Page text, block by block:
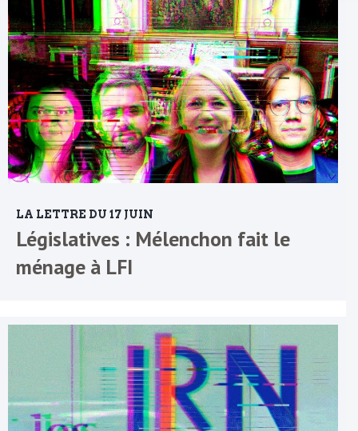
LA LETTRE DU 17 JUIN
Législatives : Mélenchon fait le
ménage à LFI